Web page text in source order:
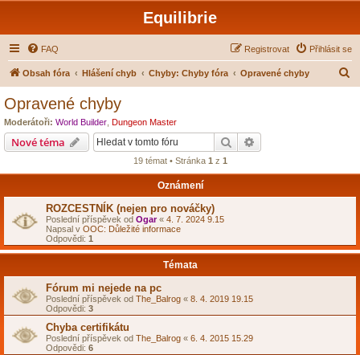
Equilibrie
FAQ Přihlásit se
Registrovat
Obsah fóra Hlášení chyb Chyby: Chyby fóra Opravené chyby
Opravené chyby
Moderátoři: World Builder Dungeon Master
Nové téma Hledat
19 témat • Stránka 1 z 1
Oznámení
ROZCESTNÍK (nejen pro nováčky)
Poslední příspěvek od Ogar« 4. 7. 2024 9.15
Napsal v OOC: Důležité informace
Odpovědi: 1
Témata
Fórum mi nejede na pc
Poslední příspěvek od The_Balrog « 8. 4. 2019 19.15
Odpovědi: 3
Chyba certifikátu
Poslední příspěvek od The_Balrog « 6. 4. 2015 15.29
Odpovědi: 6